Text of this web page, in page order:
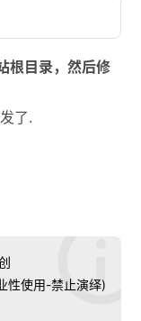
根目录，然后修
了.
性使用-禁止演绎)